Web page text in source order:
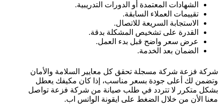
الشهادات المعتمدة أو الدورات التدريبية.
تقييمات العملاء السابقة.
الاستجابة السريعة للاتصال.
القدرة على تشخيص المشكلة بدقة.
عرض سعر واضح قبل بدء العمل.
الضمان بعد الخدمة.
شركة فزعة شركة مسجلة تحقق كل معايير السلامة والأمان
وتضمن لك أعلى جودة بسعر مناسب، إذا كان مكيفك يعطل
بشكل متكرر لا تتردد في طلب صيانة من شركة فزعة تواصل
معنا الأن من خلال الضغط على ايقونة الواتس اب.